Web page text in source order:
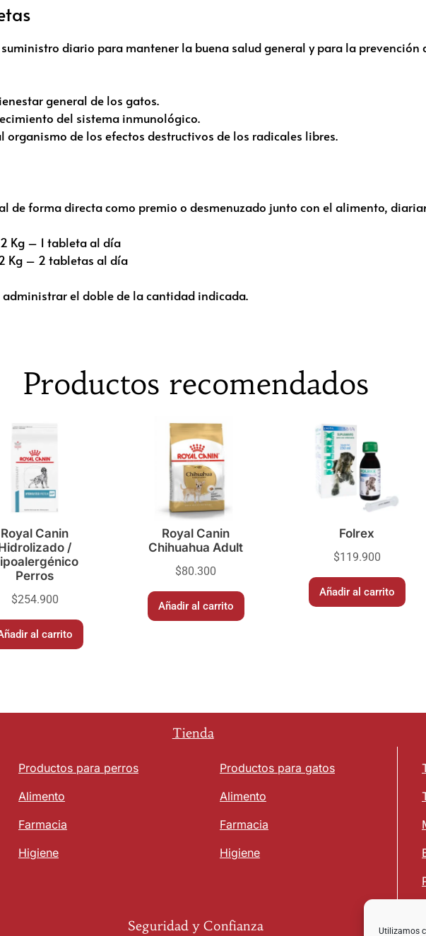
Utilizamos
diario para mantener la buena salud general y para la prevención
general de los gatos.
del sistema inmunológico.
de los efectos destructivos de los radicales libres.
de forma directa como premio o desmenuzado junto con el alimento,
Kg – 1 tableta al día
Kg – 2 tabletas al día
el doble de la cantidad indicada.
Productos recomendados
Royal Canin
/
Perros
$254.900
al carrito
Royal Canin
Chihuahua Adult
$80.300
Añadir al carrito
Folrex
$119.900
Añadir al carrito
Tienda
Productos para perros
Alimento
Farmacia
Higiene
Productos para gatos
Alimento
Farmacia
Higiene
Seguridad y Confianza